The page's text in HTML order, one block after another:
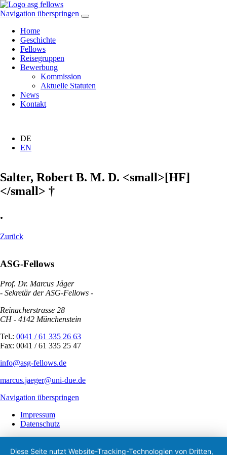
Navigation überspringen
Home
Geschichte
Fellows
Reisegruppen
Bewerbung
Kommission
Aktuelle Statuten
News
Kontakt
DE
EN
Salter, Robert B. M. D. <small>[HF]
</small> †
.
Zurück
ASG-Fellows
Prof. Dr. Marcus Jäger
- Sekretär der ASG-Fellows -
Reinacherstrasse 28
CH - 4142 Münchenstein
Tel.: 0041 / 61 335 26 63
Fax: 0041 / 61 335 25 47
info@asg-fellows.de
marcus.jaeger@uni-due.de
Navigation überspringen
Impressum
Datenschutz
Diese Seite nutzt Website-Tracking-Technologien von Dritten,